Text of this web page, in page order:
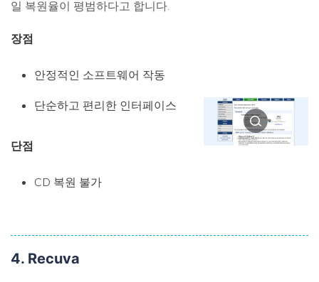
일 복원율이 평범하다고 합니다.
장점
안정적인 소프트웨어 작동
단순하고 편리한 인터페이스
단점
CD 복원 불가
4. Recuva